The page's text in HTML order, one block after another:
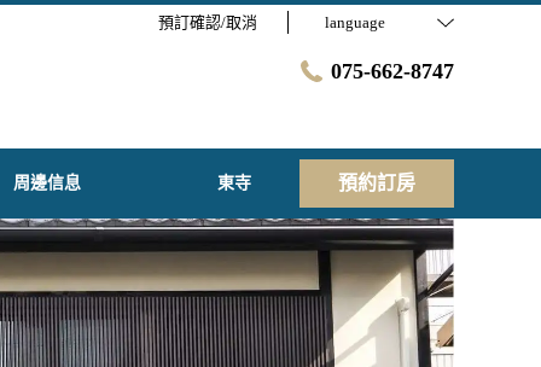
預訂確認/取消 language
075-662-8747
周邊信息 東寺 預約訂房